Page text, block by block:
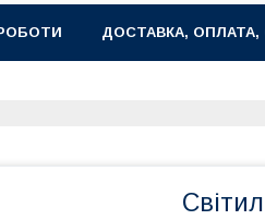
ДОСТАВКА, ОПЛАТА,